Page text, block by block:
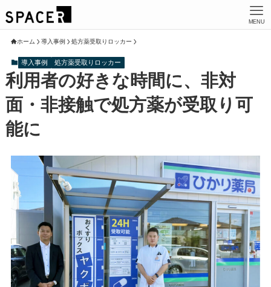
MENU
ホーム 導入事例 処方薬受取りロッカー
導入事例 処方薬受取りロッカー
利用者の好きな時間に、非対
面・非接触で処方薬が受取り可
能に